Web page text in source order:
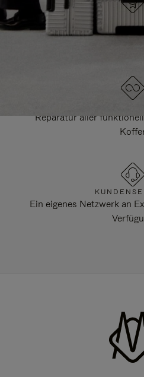
DESIGNED IN
Jedes Stück wird auf
Reparatur aller
Ein eigenes Netzwerk an